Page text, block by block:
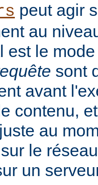
peut agir
au
est le
sont
avant
contenu,
au
le
un